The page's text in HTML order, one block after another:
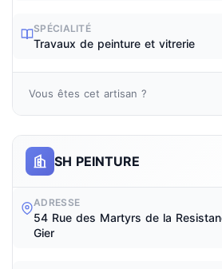
SPÉCIALITÉ
Travaux de peinture et vitrerie
Vous êtes cet artisan ?
SH PEINTURE
ADRESSE
54 Rue des Martyrs de la
Gier